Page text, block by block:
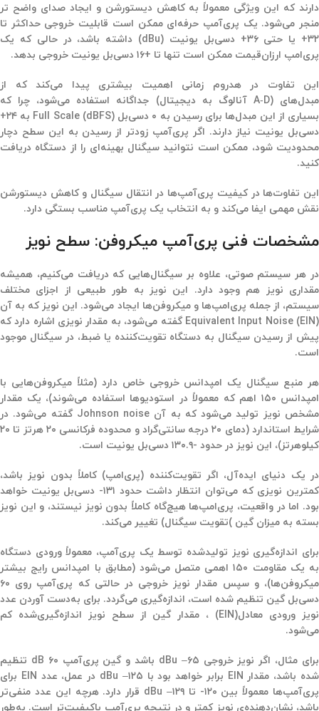
دارند که این ویژگی معمولاً به کاهش دیستورشن و ایجاد صدای واضح تر
منجر می‌شود. یک پری‌آمپ حرفه‌ای ممکن است قابلیت خروجی حداکثر تا
۳۲+ یا حتی ۳۶ + دسی‌بل یونیت (dBu) داشته باشد، در حالی که یک
پری‌امپ ارزان‌قیمت ممکن است تنها تا +۱۶ دسی‌بل یونیت خروجی بدهد.
این تفاوت در هدروم زمانی اهمیت بیشتری پیدا می‌کند که از
مبدل‌هایA‑D)آنالوگ به دیجیتال) جداگانه استفاده می‌شود، چرا که
بسیاری از این مبدل‌ها برای رسیدن به ۰
دسی‌بل Full Scale (dBFS) به ۲۴+
دسی‌بل یونیت نیاز دارند. اگر پری‌آمپ زودتر از رسیدن به این سطح دچار
محدودیت شود، ممکن است نتوانید سیگنال بهینه‌ای را از دستگاه دریافت
کنید.
این تفاوت‌ها در کیفیت پری‌آمپ‌ها در انتقال سیگنال و کاهش دیستورشن
نقش مهمی ایفا می‌کند و به انتخاب یک پری‌آمپ مناسب بستگی دارد.
مشخصات فنی پری‌آمپ میکروفن: سطح نویز
در هر سیستم صوتی، علاوه بر سیگنال‌هایی که دریافت می‌کنیم، همیشه
مقداری نویز هم وجود دارد. این نویز به طور طبیعی از اجزای مختلف
سیستم، از جمله پری‌امپ‌ها و میکروفن‌ها ایجاد می‌شود. این نویز که به آن
Equivalent Input Noise (EIN) گفته می‌شود، به مقدار نویزی اشاره دارد که
پیش از رسیدن سیگنال به دستگاه تقویت‌کننده یا ضبط، در سیگنال موجود
است.
هر منبع سیگنال یک امپدانس خروجی خاص دارد (مثلاً میکروفن‌هایی با
امپدانس ۱۵۰ اهم که معمولاً در استودیوها استفاده می‌شوند)، یک مقدار
مشخص نویز تولید می‌شود که به آن Johnson noise گفته می‌شود. در
شرایط استاندارد (دمای ۲۰ درجه سانتی‌گراد و محدوده فرکانسی ۲۰ هرتز تا ۲۰
کیلوهرتز)، این نویز در حدود -۱۳۰.۹ دسی‌بل یونیت است.
در یک دنیای ایده‌آل، اگر تقویت‌کننده (پری‌امپ) کاملاً بدون نویز باشد،
کمترین نویزی که می‌توان انتظار داشت حدود ۱۳۱-
دسی‌بل یونیت خواهد
بود. اما در واقعیت، پری‌امپ‌ها هیچ‌گاه کاملاً بدون نویز نیستند، و این نویز
بسته به میزان گین (تقویت سیگنال) تغییر می‌کند.
برای اندازه‌گیری نویز تولیدشده توسط یک پری‌آمپ، معمولاً ورودی دستگاه
به یک مقاومت ۱۵۰
اهمی متصل می‌شود (مطابق با امپدانس رایج بیشتر
میکروفن‌ها)، و سپس مقدار نویز خروجی در حالتی که پری‌آمپ روی ۶۰
دسی‌بل گین تنظیم شده است، اندازه‌گیری می‌گردد. برای به‌دست آوردن عدد
نویز ورودی معادل(EIN) ، مقدار گین از سطح نویز اندازه‌گیری‌شده کم
می‌شود.
برای مثال، اگر نویز خروجی ۶۵dBu – باشد و گین پری‌آمپ ۶۰ dB تنظیم
شده باشد، مقدار EIN برابر خواهد بود با ۱۲۵dBu – در عمل، عدد EIN برای
پری‌آمپ‌ها معمولاً بین ۱۲۰- تا ۱۲۹ dBu – قرار دارد. هرچه این عدد منفی‌تر
باشد، نشان‌دهنده‌ی نویز کمتر و در نتیجه پری‌آمپ باکیفیت‌تر است. به‌طور